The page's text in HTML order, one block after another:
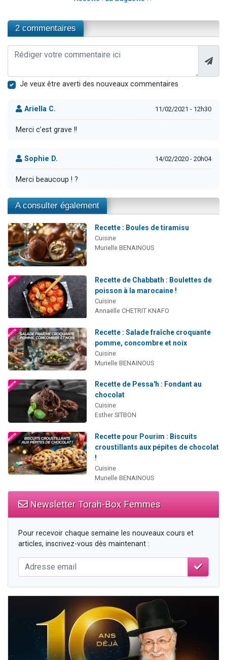
2 commentaires
Je veux être averti des nouveaux commentaires
Ariella C. 11/02/2021 - 12h30
Merci c’est grave !!
Sophie D. 14/02/2020 - 20h04
Merci beaucoup ! ?
A consulter également
Recette : Boules de tiramisu
Cuisine
Murielle BENAINOUS
Recette de Chabbath : Boulettes de
poisson à la marocaine !
Cuisine
Annaëlle CHETRIT KNAFO
Recette : Salade fraîche croquante
pomme, concombre et noix
Cuisine
Murielle BENAINOUS
Recette de Pessa'h : Fondant au
chocolat
Cuisine
Esther SITBON
Recette pour Pourim : Biscuits
croustillants aux pépites de chocolat
!
Cuisine
Murielle BENAINOUS
Newsletter Torah-Box Femmes
Pour recevoir chaque semaine les nouveaux cours et
articles, inscrivez-vous dès maintenant :